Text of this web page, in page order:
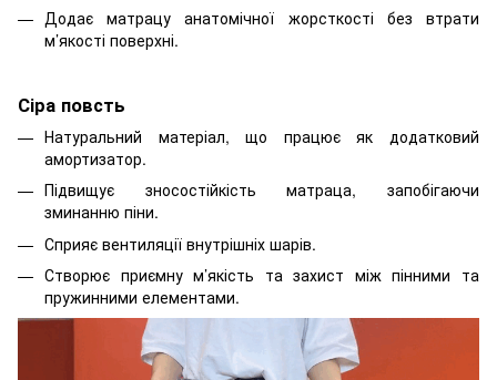
Додає матрацу анатомічної жорсткості без втрати
м’якості поверхні.
Сіра повсть
Натуральний матеріал, що працює як додатковий
амортизатор.
Підвищує зносостійкість матраца, запобігаючи
зминанню піни.
Сприяє вентиляції внутрішніх шарів.
Створює приємну м’якість та захист між пінними та
пружинними елементами.